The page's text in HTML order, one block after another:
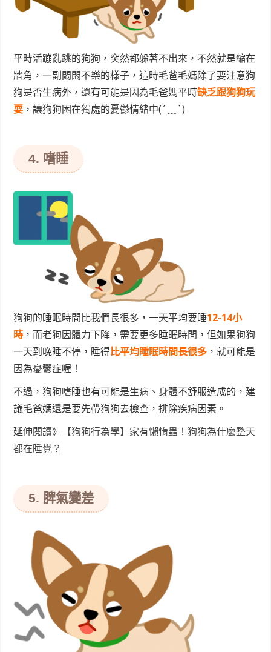
平時活蹦亂跳的狗狗，突然都躲著不出來，不然就是縮在
牆角，一副悶悶不樂的樣子，這時毛爸毛媽除了要注意狗
狗是否生病外，還有可能是因為毛爸媽平時缺乏跟狗狗玩
耍 ，讓狗狗困在獨處的憂鬱情緒中(´﹏`)
4. 嗜睡
狗狗的睡眠時間比我們長很多，一天平均要睡12-14小
時 ，而老狗因體力下降，需要更多睡眠時間，但如果狗狗
一天到晚睡不停 ，睡得 比平均睡眠時間長很多 ，就可能是
因為憂鬱症喔！
不過，狗狗嗜睡也有可能是生病、身體不舒服造成的，建
議毛爸媽還是要先帶狗狗去檢查，排除疾病因素。
延伸閱讀》
【狗狗行為學】家有懶惰蟲！狗狗為什麼整天
都在睡覺？
5. 脾氣變差